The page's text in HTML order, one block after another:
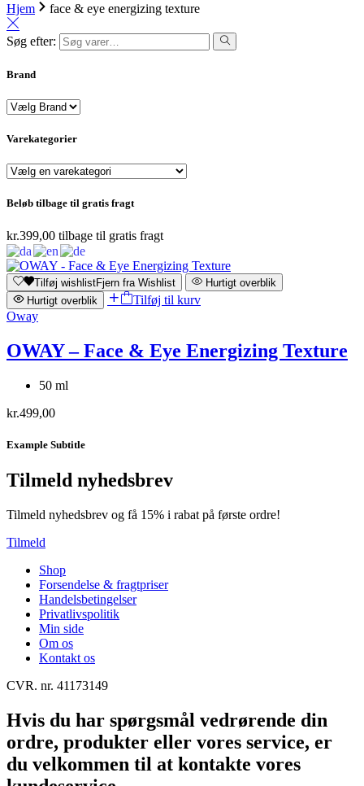
Hjem face & eye energizing texture
Søg efter:
Brand
Varekategorier
Beløb tilbage til gratis fragt
kr.399,00 tilbage til gratis fragt
Tilføj wishlistFjern fra Wishlist
Hurtigt overblik
Hurtigt overblik
Tilføj til kurv
Oway
OWAY – Face & Eye Energizing Texture
50 ml
kr.499,00
Example Subtitle
Tilmeld nyhedsbrev
Tilmeld nyhedsbrev og få 15% i rabat på første ordre!
Tilmeld
Shop
Forsendelse & fragtpriser
Handelsbetingelser
Privatlivspolitik
Min side
Om os
Kontakt os
CVR. nr. 41173149
Hvis du har spørgsmål vedrørende din
ordre, produkter eller vores service, er
du velkommen til at kontakte vores